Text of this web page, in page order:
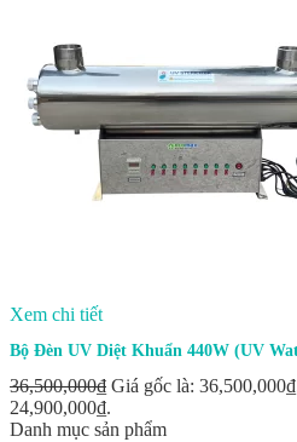
Xem chi tiết
Bộ Đèn UV Diệt Khuẩn 440W (UV
36,500,000₫ Giá gốc là:
24,900,000₫.
Danh mục sản phẩm